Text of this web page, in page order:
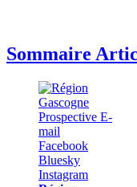
Sommaire